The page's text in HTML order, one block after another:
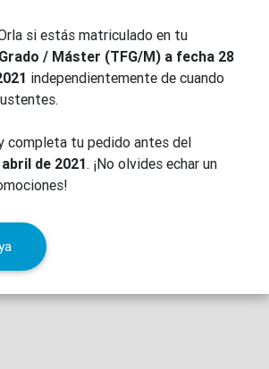
si estás matriculado en tu
/ Máster (TFG/M) a fecha 28
independientemente de cuando
completa tu pedido antes del
de 2021. ¡No olvides echar un